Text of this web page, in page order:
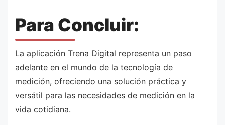
Para Concluir:
La aplicación Trena Digital representa un paso
adelante en el mundo de la tecnología de
medición, ofreciendo una solución práctica y
versátil para las necesidades de medición en la
vida cotidiana.